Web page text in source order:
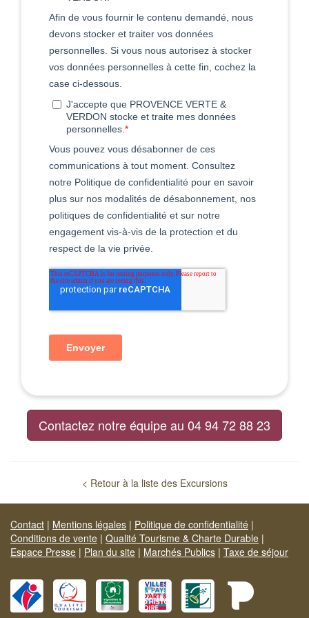
Contactez notre équipe au 04 94 72 88 23
< Retour à la liste des Excursions
Contact | Mentions légales | Politique de confidentialité |
Conditions de vente | Qualité Tourisme & Charte Durable |
Espace Presse | Plan du site | Marchés Publics | Taxe de séjour